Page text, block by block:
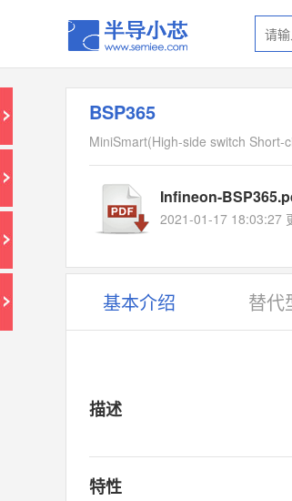
BSP365
MiniSmart(High-side switch
Infineon-
2021-01-17 18:03:27
基本介绍 替代
描述
特性